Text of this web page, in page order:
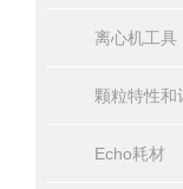
离心机工具
颗粒特性和
Echo耗材